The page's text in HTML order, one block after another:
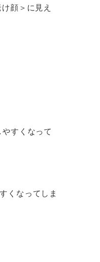
顔＞に見え
すくなって
くなってしま